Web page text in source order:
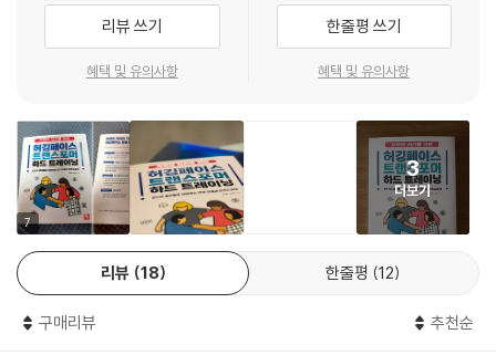
7 모델 경량화
_7.1 모델 경량화 개요
_7.3 양자화
_7.4 QLoRA 미세조정
8 TRL
_8.1 TRL 라이브러리 개요
_8.2 RLHF
_8.3 보상 모델 트레이닝
더-디코더 기반 모델의 기본 구조를 살펴보고 문장 분류, 다중 선택, 토큰
분류, 질의 응답, 조건부 생성, 인과적 언어 모델(Causal LM) 태스크의 코
드와 결과를 확인해봅니다.
6장에서는 모델 구조별 대표 태스크에 대해 미세조정(파인튜닝, fine-tu
ning)을 진행합니다. 확률적 특징의 이해를 돕는 수식과 꼭 필요한 메서드
의 파라미터까지 함께 살펴볼 수 있습니다.
7장에서는 PEFT, 양자화, QLoRA 미세조정과 같이 모델의 메모리 사용
량은 줄이고 추론 속도는 높이는 경량화 기법에 대해 알아봅니다.
플링, 보상 모델 트레이닝 등 정렬 조정에 해당하는 최신 방법론과 이를 강
리뷰 쓰기
혜택 및 유의사항
한줄평 쓰기
혜택 및 유의사항
7
3
더보기
리뷰 18 한줄평 12
구매리뷰 추천순